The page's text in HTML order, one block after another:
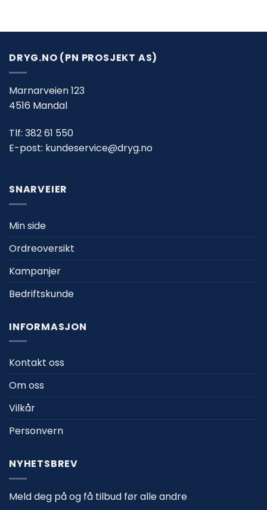
DRYG.NO (PN PROSJEKT AS)
Marnarveien 123
4516 Mandal
Tlf: 382 61 550
E-post: kundeservice@dryg.no
SNARVEIER
Min side
Ordreoversikt
Kampanjer
Bedriftskunde
INFORMASJON
Kontakt oss
Om oss
Vilkår
Personvern
NYHETSBREV
Meld deg på og få tilbud før alle andre